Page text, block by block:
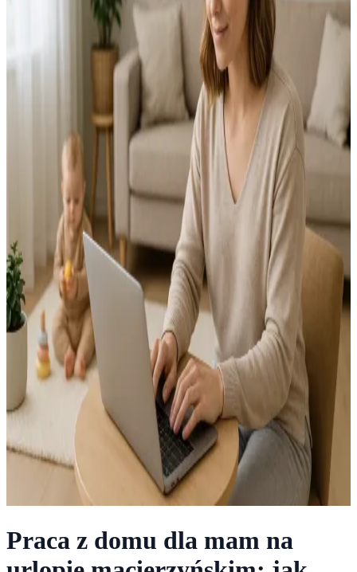
Praca z domu dla mam na